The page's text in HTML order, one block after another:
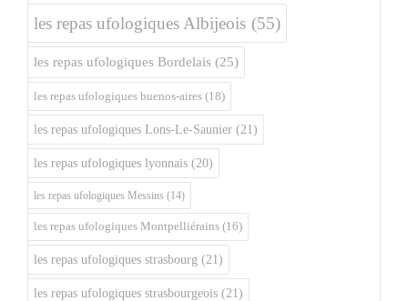
les repas ufologiques Albijeois (55)
les repas ufologiques Bordelais (25)
les repas ufologiques buenos-aires (18)
les repas ufologiques Lons-Le-Saunier (21)
les repas ufologiques lyonnais (20)
les repas ufologiques Messins (14)
les repas ufologiques Montpelliérains (16)
les repas ufologiques strasbourg (21)
les repas ufologiques strasbourgeois (21)